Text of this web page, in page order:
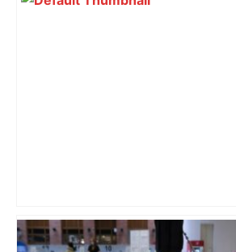
« Si ça ferme, ça va laisser un vide